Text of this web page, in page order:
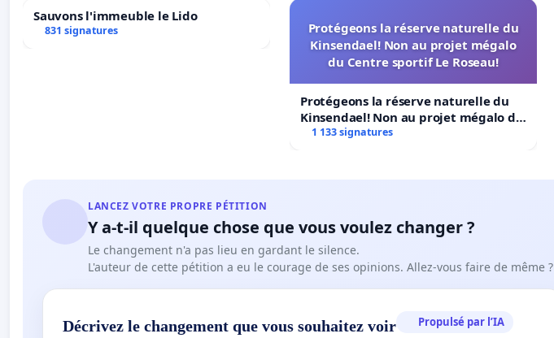
Sauvons l'immeuble le Lido
831 signatures
Protégeons la réserve naturelle du
Kinsendael! Non au projet mégalo
du Centre sportif Le Roseau!
Protégeons la réserve naturelle du
Kinsendael! Non au projet mégalo du
Centre sportif Le Roseau!
1 133 signatures
LANCEZ VOTRE PROPRE PÉTITION
Y a-t-il quelque chose que vous voulez changer ?
Le changement n'a pas lieu en gardant le silence.
L'auteur de cette pétition a eu le courage de ses opinions. Allez-vous faire de même ?
Décrivez le changement que vous souhaitez voir Propulsé par l’IA